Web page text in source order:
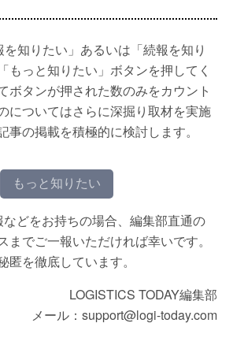
知りたい」あるいは「続報を知り
もっと知りたい」ボタンを押してく
ボタンが押された数のみをカウント
についてはさらに深掘り取材を実施
事の掲載を積極的に検討します。
もっと知りたい
どをお持ちの場合、編集部直通の
までご一報いただければ幸いです。
を徹底しています。
LOGISTICS TODAY編集部
メール：support@logi-today.com